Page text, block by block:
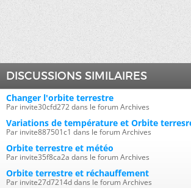
DISCUSSIONS SIMILAIRES
Changer l'orbite terrestre
Par invite30cfd272 dans le forum Archives
Variations de température et Orbite
Par invite887501c1 dans le forum Archives
Orbite terrestre et météo
Par invite35f8ca2a dans le forum Archives
Orbite terrestre et réchauffement
Par invite27d7214d dans le forum Archives